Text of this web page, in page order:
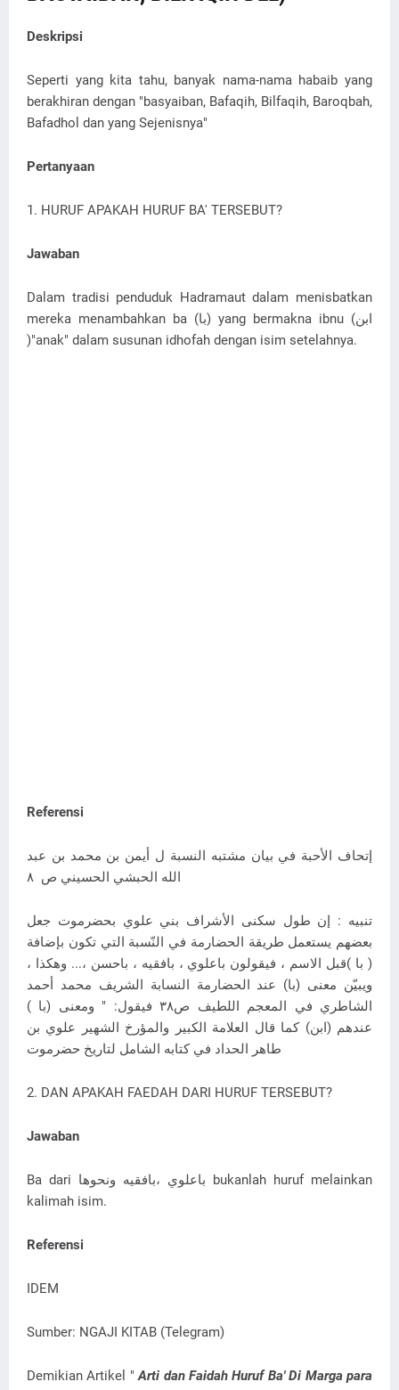
Deskripsi
Seperti yang kita tahu, banyak nama-nama habaib yang
berakhiran dengan "basyaiban, Bafaqih, Bilfaqih, Baroqbah,
Bafadhol dan yang Sejenisnya"
Pertanyaan
1. HURUF APAKAH HURUF BA' TERSEBUT?
Jawaban
Dalam tradisi penduduk Hadramaut dalam menisbatkan
mereka menambahkan ba (با) yang bermakna ibnu (ابن
)"anak" dalam susunan idhofah dengan isim setelahnya.
Referensi
إتحاف الأحبة في بيان مشتبه النسبة ل أيمن بن محمد بن عبد
الله الحبشي الحسيني ص ٨
تنبيه : إن طول سكنى الأشراف بني علوي بحضرموت جعل
بعضهم يستعمل طريقة الحضارمة في النّسبة التي تكون بإضافة
( با )قبل الاسم ، فيقولون باعلوي ، بافقيه ، باحسن ،... وهكذا ،
ويبيّن معنى (با) عند الحضارمة النسابة الشريف محمد أحمد
الشاطري في المعجم اللطيف ص٣٨ فيقول: " ومعنى (با )
عندهم (ابن) كما قال العلامة الكبير والمؤرخ الشهير علوي بن
2. DAN APAKAH FAEDAH DARI HURUF TERSEBUT?
Jawaban
Ba dari باعلوي ،بافقيه ونحوها bukanlah huruf melainkan
kalimah isim.
Referensi
IDEM
Sumber: NGAJI KITAB (Telegram)
Demikian Artikel "Arti dan Faidah Huruf Ba' Di Marga para